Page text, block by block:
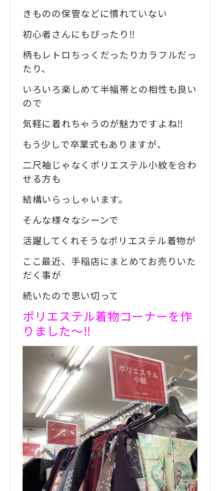
きものの保管などに慣れていない
初心者さんにもぴったり‼️
柄もレトロちっくだったりカラフルだっ
たり、
いろいろ楽しめて半幅帯との相性も良い
ので
気軽に着れちゃうのが魅力ですよね‼️
もう少しで卒業式もありますが、
二尺袖じゃなくポリエステル小紋を合わ
せる方も
結構いらっしゃいます。
そんな様々なシーンで
活躍してくれそうなポリエステル着物が
ここ最近、手稲店にまとめてお売りいた
だく事が
続いたので思い切って
ポリエステル着物コーナーを作
りました〜‼️